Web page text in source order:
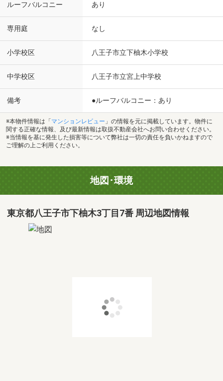
ルーフバルコニー あり
専用庭 なし
小学校区 八王子市立下柚木小学校
中学校区 八王子市立宮上中学校
備考 ●ルーフバルコニー：あり
※本物件情報は「 マンションレビュー 」の情報を元に掲載しています。物件に
関する正確な情報、及び最新情報は取扱不動産会社へお問い合わせください。
※当情報を基に発生した損害等について弊社は一切の責任を負いかねますので
ご理解の上ご利用ください。
地図･環境
東京都八王子市下柚木3丁目7番 周辺地図情報